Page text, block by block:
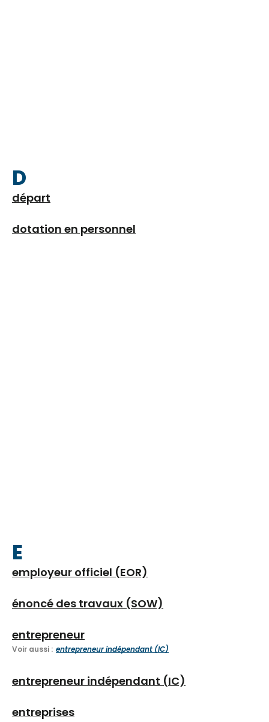
D
départ
dotation en personnel
E
employeur officiel (EOR)
énoncé des travaux (SOW)
entrepreneur
Voir aussi : entrepreneur indépendant (IC)
entrepreneur indépendant (IC)
entreprises